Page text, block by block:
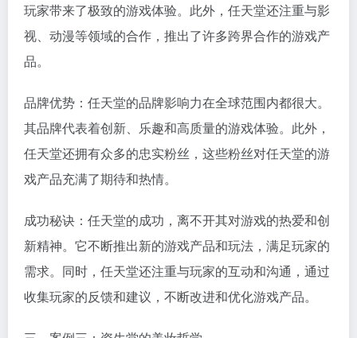
玩家带来了极致的游戏体验。此外，任天堂还注重与影
视、动漫等领域的合作，推出了许多跨界合作的游戏产
品。
品牌优势：任天堂的品牌影响力在全球范围内都很大。
其品牌代表着创新、乐趣和高质量的游戏体验。此外，
任天堂还拥有众多的忠实粉丝，这些粉丝对任天堂的游
戏产品充满了期待和热情。
成功秘诀：任天堂的成功，离不开其对游戏的热爱和创
新精神。它不断推出新的游戏产品和玩法，满足玩家的
需求。同时，任天堂还注重与玩家的互动和沟通，通过
收集玩家的反馈和建议，不断改进和优化游戏产品。